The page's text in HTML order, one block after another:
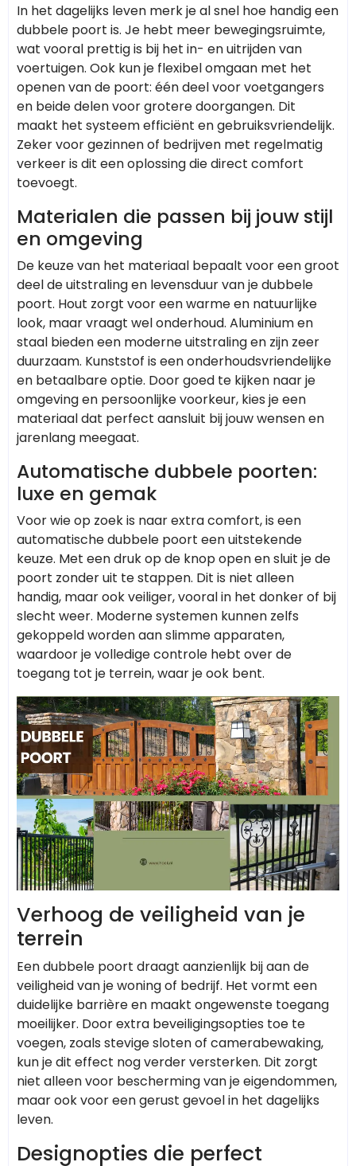
In het dagelijks leven merk je al snel hoe handig een
dubbele poort is. Je hebt meer bewegingsruimte,
wat vooral prettig is bij het in- en uitrijden van
voertuigen. Ook kun je flexibel omgaan met het
openen van de poort: één deel voor voetgangers
en beide delen voor grotere doorgangen. Dit
maakt het systeem efficiënt en gebruiksvriendelijk.
Zeker voor gezinnen of bedrijven met regelmatig
verkeer is dit een oplossing die direct comfort
toevoegt.
Materialen die passen bij jouw stijl
en omgeving
De keuze van het materiaal bepaalt voor een groot
deel de uitstraling en levensduur van je dubbele
poort. Hout zorgt voor een warme en natuurlijke
look, maar vraagt wel onderhoud. Aluminium en
staal bieden een moderne uitstraling en zijn zeer
duurzaam. Kunststof is een onderhoudsvriendelijke
en betaalbare optie. Door goed te kijken naar je
omgeving en persoonlijke voorkeur, kies je een
materiaal dat perfect aansluit bij jouw wensen en
jarenlang meegaat.
Automatische dubbele poorten:
luxe en gemak
Voor wie op zoek is naar extra comfort, is een
automatische dubbele poort een uitstekende
keuze. Met een druk op de knop open en sluit je de
poort zonder uit te stappen. Dit is niet alleen
handig, maar ook veiliger, vooral in het donker of bij
slecht weer. Moderne systemen kunnen zelfs
gekoppeld worden aan slimme apparaten,
waardoor je volledige controle hebt over de
toegang tot je terrein, waar je ook bent.
Verhoog de veiligheid van je
terrein
Een dubbele poort draagt aanzienlijk bij aan de
veiligheid van je woning of bedrijf. Het vormt een
duidelijke barrière en maakt ongewenste toegang
moeilijker. Door extra beveiligingsopties toe te
voegen, zoals stevige sloten of camerabewaking,
kun je dit effect nog verder versterken. Dit zorgt
niet alleen voor bescherming van je eigendommen,
maar ook voor een gerust gevoel in het dagelijks
leven.
Designopties die perfect